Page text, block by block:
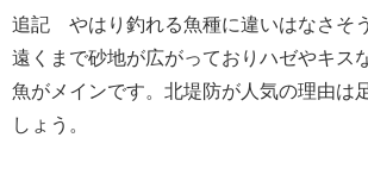
追記 やはり釣れる魚種に違いはなさそ
遠くまで砂地が広がっておりハゼやキス
魚がメインです。北堤防が人気の理由は
しょう。